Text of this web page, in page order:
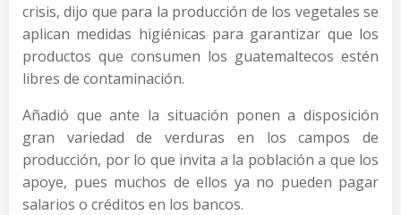
crisis, dijo que para la producción de los vegetales se
aplican medidas higiénicas para garantizar que los
productos que consumen los guatemaltecos estén
libres de contaminación.
Añadió que ante la situación ponen a disposición
gran variedad de verduras en los campos de
producción, por lo que invita a la población a que los
apoye, pues muchos de ellos ya no pueden pagar
salarios o créditos en los bancos.